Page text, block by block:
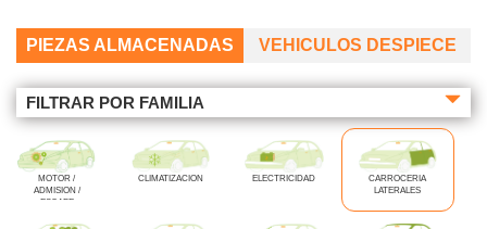
PIEZAS ALMACENADAS VEHICULOS DESPIECE
FILTRAR POR FAMILIA
MOTOR /
ADMISION /
ESCAPE
CLIMATIZACION ELECTRICIDAD
CARROCERIA
LATERALES